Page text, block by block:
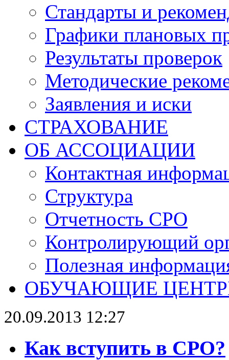
Стандарты и
Графики плановых
Результаты проверок
Методические
Заявления и иски
СТРАХОВАНИЕ
ОБ АССОЦИАЦИИ
Контактная
Структура
Отчетность СРО
Контролирующий
Полезная
ОБУЧАЮЩИЕ
20.09.2013 12:27
Как вступить в СРО?